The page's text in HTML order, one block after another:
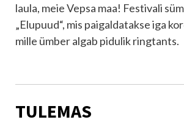
laula, meie Vepsa maa! Festivali
„Elupuud“, mis paigaldatakse iga
mille ümber algab pidulik ringtants.
TULEMAS